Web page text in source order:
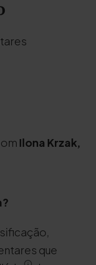
Ilona Krzak,
que